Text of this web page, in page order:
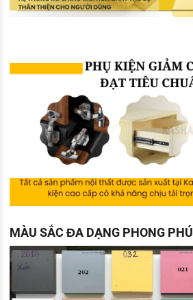
MÀU SẮC ĐA DẠNG PHONG PHÚ